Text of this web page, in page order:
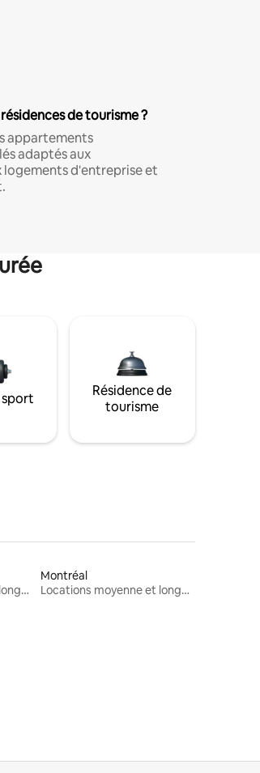
de tourisme ?
appartements
adaptés aux
logements d'entreprise et
sport
Résidence de
tourisme
Locations moyenne et longue durée
Montréal
Locations moyenne et longue durée